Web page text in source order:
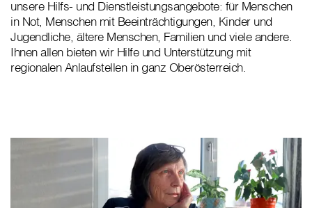
unsere Hilfs- und Dienstleistungsangebote: für Menschen
in Not, Menschen mit Beeinträchtigungen, Kinder und
Jugendliche, ältere Menschen, Familien und viele andere.
Ihnen allen bieten wir Hilfe und Unterstützung mit
regionalen Anlaufstellen in ganz Oberösterreich.